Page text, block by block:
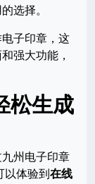
选择。
子印章，这
强大功能，
松生成
州电子印章
体验到 在线